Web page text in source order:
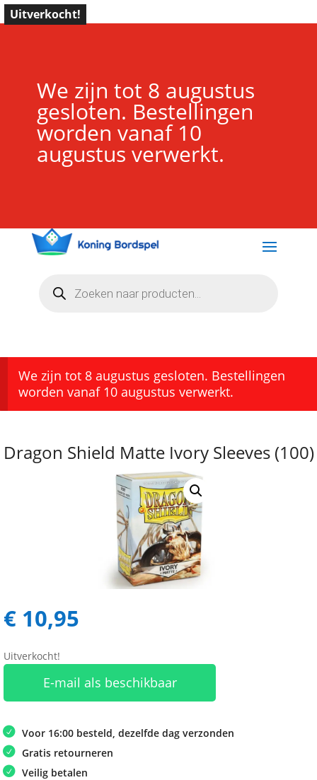
We zijn tot 8 augustus
gesloten. Bestellingen
worden vanaf 10
augustus verwerkt.
zoeken
We zijn tot 8 augustus gesloten. Bestellingen
worden vanaf 10 augustus verwerkt.
Uitverkocht!
Dragon Shield Matte Ivory Sleeves (100)
€ 10,95
Uitverkocht!
E-mail als beschikbaar
Voor 16:00 besteld, dezelfde dag verzonden
Gratis retourneren
Veilig betalen